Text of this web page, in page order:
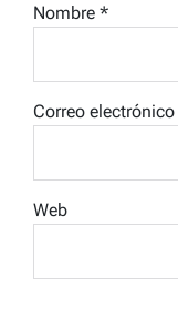
Nombre *
Correo electrónico
Web